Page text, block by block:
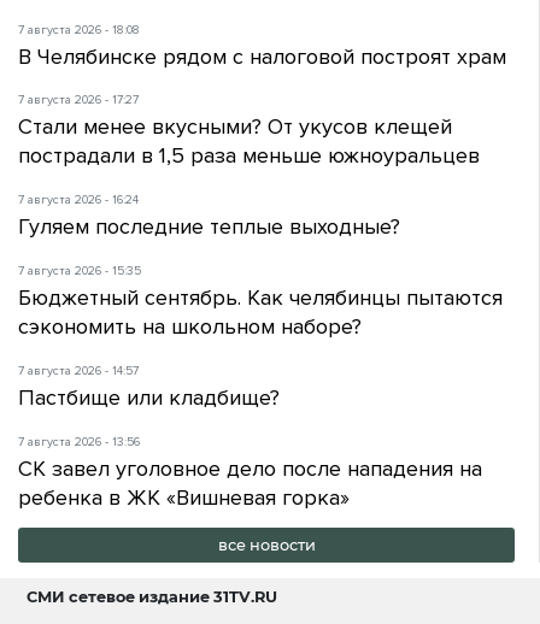
7 августа 2026 - 18:08
В Челябинске рядом с налоговой построят храм
7 августа 2026 - 17:27
Стали менее вкусными? От укусов клещей
пострадали в 1,5 раза меньше южноуральцев
7 августа 2026 - 16:24
Гуляем последние теплые выходные?
7 августа 2026 - 15:35
Бюджетный сентябрь. Как челябинцы пытаются
сэкономить на школьном наборе?
7 августа 2026 - 14:57
Пастбище или кладбище?
7 августа 2026 - 13:56
СК завел уголовное дело после нападения на
ребенка в ЖК «Вишневая горка»
все новости
СМИ сетевое издание31TV.RU